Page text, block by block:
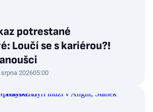
potrestané
Loučí se s kariérou?!
srpna 202605:00